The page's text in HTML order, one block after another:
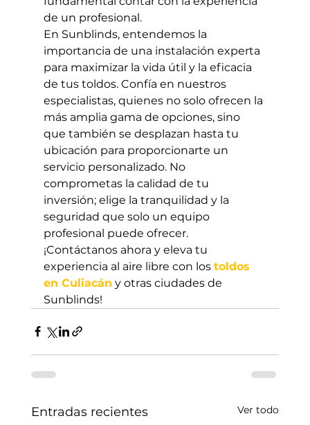
de un profesional.
En Sunblinds, entendemos la
importancia de una instalación experta
para maximizar la vida útil y la eficacia
de tus toldos. Confía en nuestros
especialistas, quienes no solo ofrecen la
más amplia gama de opciones, sino
que también se desplazan hasta tu
ubicación para proporcionarte un
servicio personalizado. No
comprometas la calidad de tu
inversión; elige la tranquilidad y la
seguridad que solo un equipo
profesional puede ofrecer.
¡Contáctanos ahora y eleva tu
experiencia al aire libre con los toldos
en Culiacán y otras ciudades de
Sunblinds!
Entradas recientes Ver todo